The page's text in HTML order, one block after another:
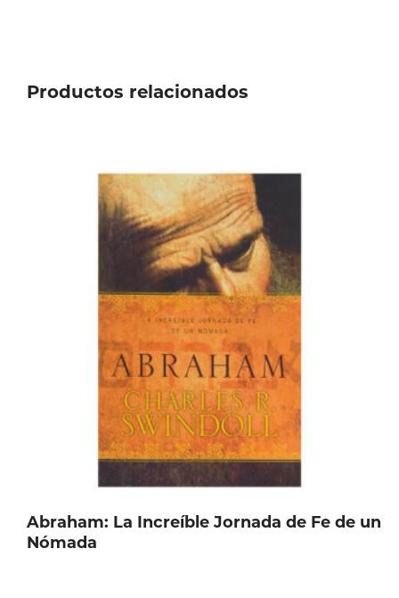
elegir
de
Productos relacionados
Abraham: La Increíble Jornada de Fe de un
Nómada